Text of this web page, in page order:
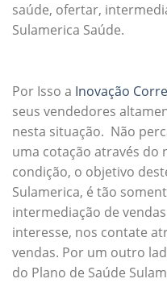
saúde, ofertar,
Sulamerica Saúde.
Por Isso a Inovação
seus vendedores
nesta situação. Não
uma cotação através do
condição, o objetivo
Sulamerica, é tão
intermediação de
interesse, nos contate
vendas. Por um outro
do Plano de Saúde